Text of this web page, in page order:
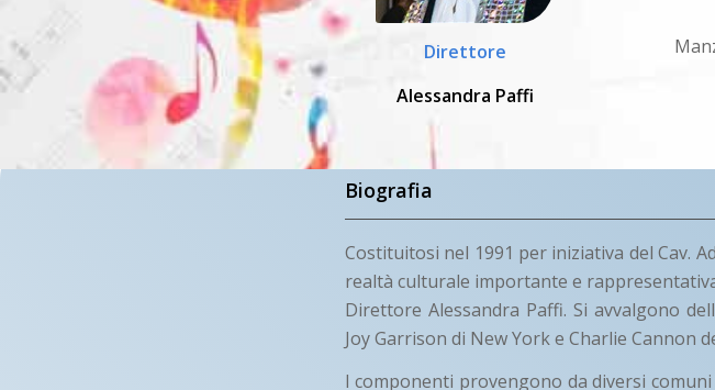
Direttore
Alessandra Paffi
Biografia
Costituitosi nel 1991 per iniziativa del Cav.
realtà culturale importante e
Direttore Alessandra Paffi. Si avvalgono
Joy Garrison di New York e Charlie Cannon
I componenti provengono da diversi